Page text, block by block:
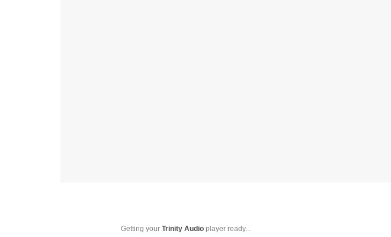
Getting your Trinity Audio player ready...